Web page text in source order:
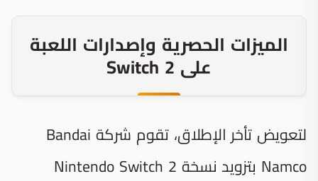
الميزات الحصرية وإصدارات اللعبة
على Switch 2
لتعويض تأخر الإطلاق، تقوم شركة Bandai
Namco بتزويد نسخة Nintendo Switch 2